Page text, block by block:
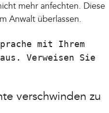
mehr anfechten. Diese
Anwalt überlassen.
mit Ihrem
Verweisen Sie
verschwinden zu